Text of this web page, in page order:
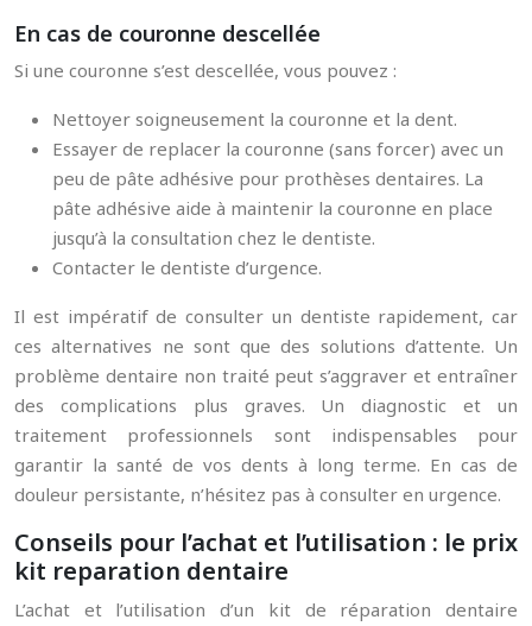
En cas de couronne descellée
Si une couronne s’est descellée, vous pouvez :
Nettoyer soigneusement la couronne et la dent.
Essayer de replacer la couronne (sans forcer) avec un
peu de pâte adhésive pour prothèses dentaires. La
pâte adhésive aide à maintenir la couronne en place
jusqu’à la consultation chez le dentiste.
Contacter le dentiste d’urgence.
Il est impératif de consulter un dentiste rapidement, car
ces alternatives ne sont que des solutions d’attente. Un
problème dentaire non traité peut s’aggraver et entraîner
des complications plus graves. Un diagnostic et un
traitement professionnels sont indispensables pour
garantir la santé de vos dents à long terme. En cas de
douleur persistante, n’hésitez pas à consulter en urgence.
Conseils pour l’achat et l’utilisation : le prix
kit reparation dentaire
L’achat et l’utilisation d’un kit de réparation dentaire